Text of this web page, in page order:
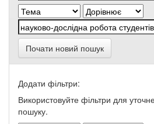
Почати новий пошук
Додати фільтри:
Використовуйте фільтри для
пошуку.